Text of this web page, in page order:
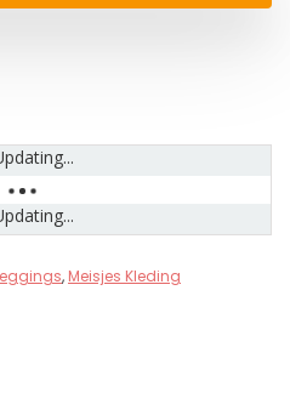
, Meisjes Kleding